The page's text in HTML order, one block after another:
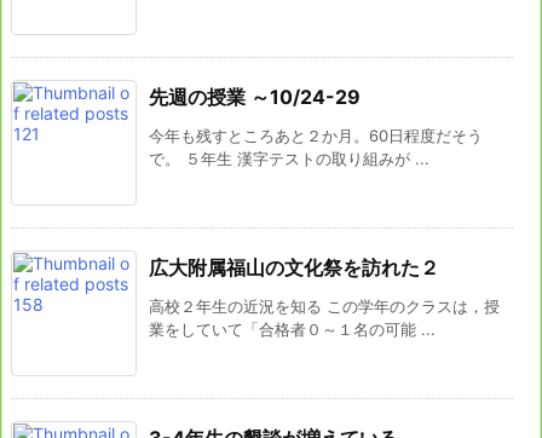
先週の授業 ～10/24-29
今年も残すところあと２か月。60日程度だそう
で。 ５年生 漢字テストの取り組みが ...
広大附属福山の文化祭を訪れた２
高校２年生の近況を知る この学年のクラスは，授
業をしていて「合格者０～１名の可能 ...